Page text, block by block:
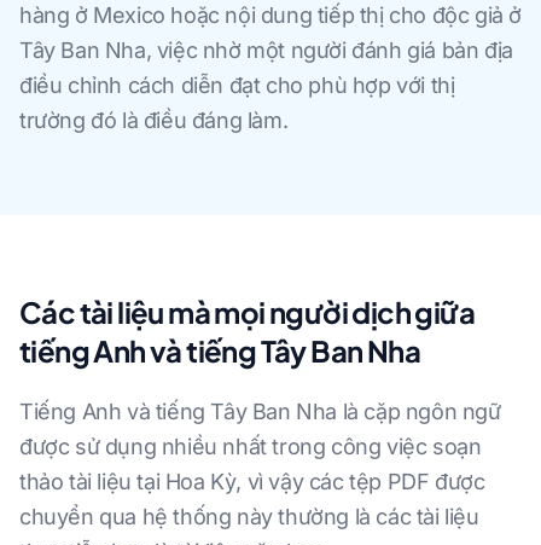
hàng ở Mexico hoặc nội dung tiếp thị cho độc giả ở
Tây Ban Nha, việc nhờ một người đánh giá bản địa
điều chỉnh cách diễn đạt cho phù hợp với thị
trường đó là điều đáng làm.
Các tài liệu mà mọi người dịch giữa
tiếng Anh và tiếng Tây Ban Nha
Tiếng Anh và tiếng Tây Ban Nha là cặp ngôn ngữ
được sử dụng nhiều nhất trong công việc soạn
thảo tài liệu tại Hoa Kỳ, vì vậy các tệp PDF được
chuyển qua hệ thống này thường là các tài liệu